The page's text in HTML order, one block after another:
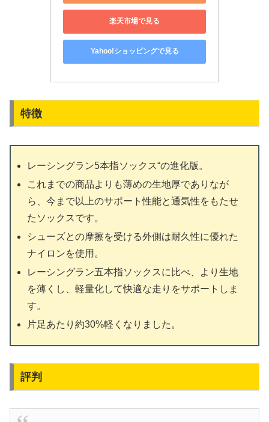
楽天市場で見る
Yahoo!ショッピングで見る
特徴
レーシングラン5本指ソックス“の進化版。
これまでの商品よりも薄めの生地厚でありなが
ら、今まで以上のサポート性能と通気性をもたせ
たソックスです。
シューズとの摩擦を受ける外側は耐久性に優れた
ナイロンを使用。
レーシングラン五本指ソックスに比べ、より生地
を薄くし、軽量化して快適な走りをサポートしま
す。
片足あたり約30%軽くなりました。
評判